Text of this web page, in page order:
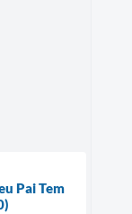
Pai Tem